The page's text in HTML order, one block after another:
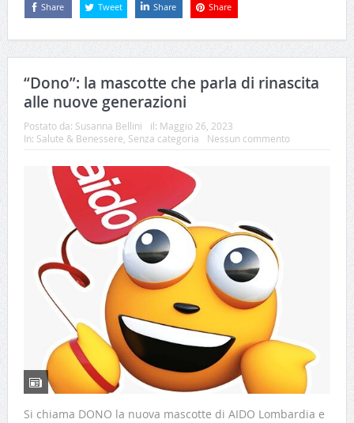
Share Tweet Share Share
“Dono”: la mascotte che parla di rinascita
alle nuove generazioni
Postato da: Susanna Bellini il: Maggio 26, 2023
In: Salute & Benessere, Senza categoria Nessun commento
Si chiama DONO la nuova mascotte di AIDO Lombardia e